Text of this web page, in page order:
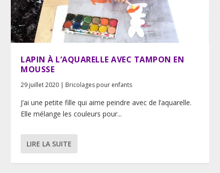
LAPIN À L’AQUARELLE AVEC TAMPON EN
MOUSSE
29 juillet 2020 | Bricolages pour enfants
J’ai une petite fille qui aime peindre avec de l’aquarelle.
Elle mélange les couleurs pour...
LIRE LA SUITE